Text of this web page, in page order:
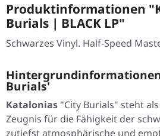
Produktinformationen
Burials | BLACK LP"
Schwarzes Vinyl. Half-Speed
Burials'
Katalonias "City Burials" steht
Zeugnis für die Fähigkeit der
zutiefst atmosphärische und